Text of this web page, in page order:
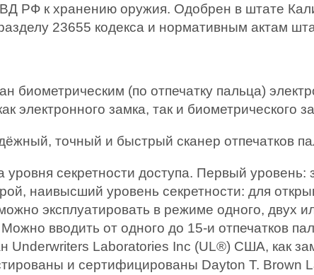
РФ к хранению оружия. Одобрен в штате
23655 кодекса и нормативным актам
биометрическим (по отпечатку пальца)
электронного замка, так и биометрического
точный и быстрый сканер отпечатков
уровня секретности доступа. Первый
наивысший уровень секретности: для
эксплуатировать в режиме одного, двух
вводить от одного до 15-и отпечатков
Underwriters Laboratories Inc (UL®) США, как
и сертифицированы Dayton T. Brown